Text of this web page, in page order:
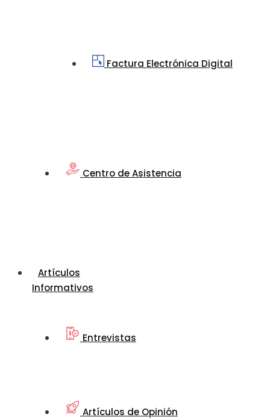
Factura Electrónica Digital
Centro de Asistencia
Artículos
Informativos
Entrevistas
Artículos de Opinión